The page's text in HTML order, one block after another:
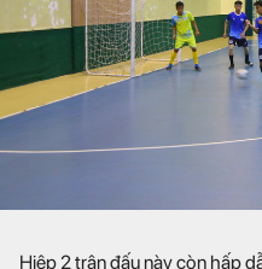
Hiệp 2 trận đấu này còn hấp